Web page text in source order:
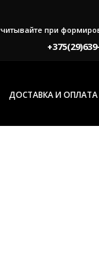
при
ДОСТАВКА И ОПЛАТА